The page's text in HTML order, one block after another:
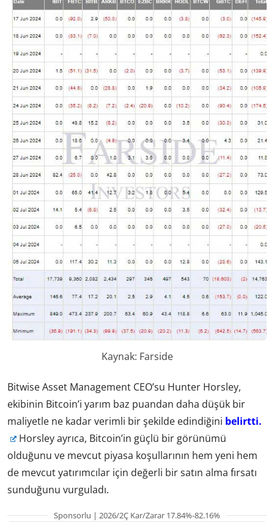
Kaynak: Farside
Bitwise Asset Management CEO’su Hunter Horsley,
ekibinin Bitcoin’i yarım baz puandan daha düşük bir
maliyetle ne kadar verimli bir şekilde edindiğini belirtti.
Horsley ayrıca, Bitcoin’in güçlü bir görünümü
olduğunu ve mevcut piyasa koşullarının hem yeni hem
de mevcut yatırımcılar için değerli bir satın alma fırsatı
sunduğunu vurguladı.
Sponsorlu | 2026/2Ç Kar/Zarar 17.84%-82.16%